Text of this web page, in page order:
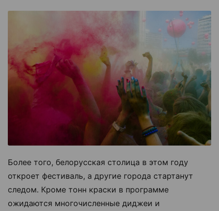
Более того, белорусская столица в этом году
откроет фестиваль, а другие города стартанут
следом. Кроме тонн краски в программе
ожидаются многочисленные диджеи и